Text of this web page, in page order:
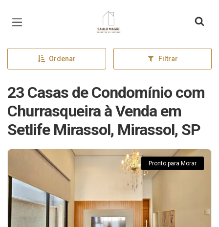
Página inicial
Ordenar Filtrar
23 Casas de Condomínio com
Churrasqueira à Venda em
Setlife Mirassol, Mirassol, SP
Pronto para Morar